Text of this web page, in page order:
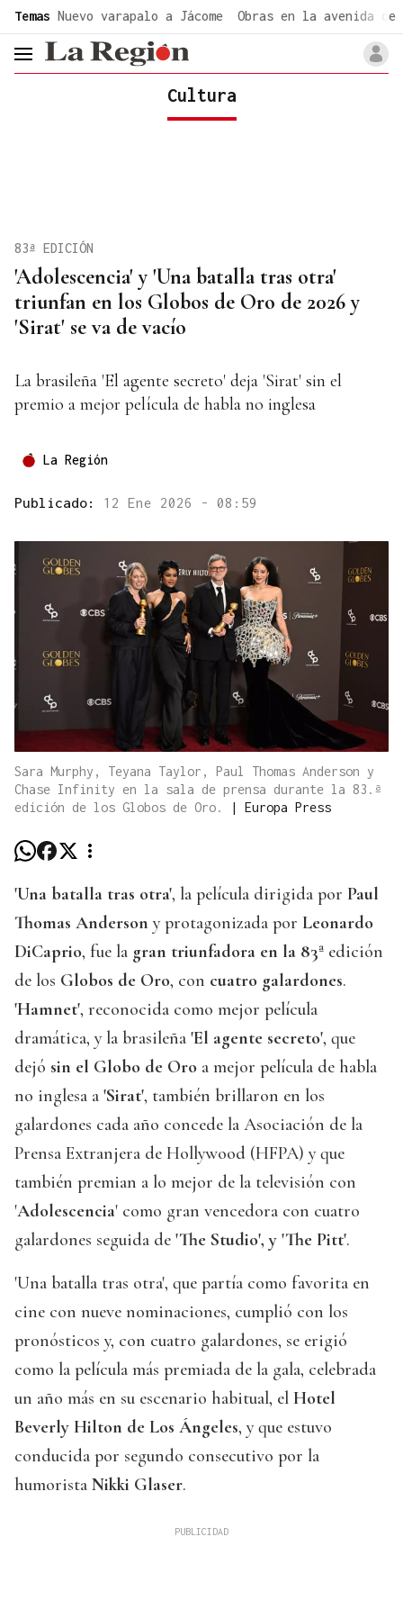
Temas Nuevo varapalo a Jácome Obras en la avenida de
header.menu.open
Cultura
'Adolescencia' y 'Una batalla tras otra'
triunfan en los Globos de Oro de 2026 y
'Sirat' se va de vacío
83ª EDICIÓN
La brasileña 'El agente secreto' deja 'Sirat' sin el
premio a mejor película de habla no inglesa
La Región
Publicado: 12 Ene 2026 - 08:59
Sara Murphy, Teyana Taylor, Paul Thomas Anderson y
Chase Infinity en la sala de prensa durante la 83.ª
edición de los Globos de Oro.
| Europa Press
'Una batalla tras otra', la película dirigida por Paul
Thomas Anderson y protagonizada por Leonardo
DiCaprio, fue la gran triunfadora en la 83ª edición
de los Globos de Oro, con cuatro galardones.
'Hamnet', reconocida como mejor película
dramática, y la brasileña 'El agente secreto', que
dejó sin el Globo de Oro a mejor película de habla
no inglesa a 'Sirat', también brillaron en los
galardones cada año concede la Asociación de la
Prensa Extranjera de Hollywood (HFPA) y que
también premian a lo mejor de la televisión con
'Adolescencia' como gran vencedora con cuatro
galardones seguida de 'The Studio', y 'The Pitt'.
'Una batalla tras otra', que partía como favorita en
cine con nueve nominaciones, cumplió con los
pronósticos y, con cuatro galardones, se erigió
como la película más premiada de la gala, celebrada
un año más en su escenario habitual, el Hotel
Beverly Hilton de Los Ángeles, y que estuvo
conducida por segundo consecutivo por la
humorista Nikki Glaser.